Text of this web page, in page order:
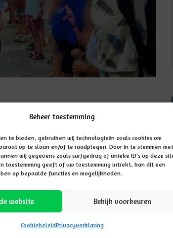
Beheer toestemming
te bieden, gebruiken wij technologieën zoals cookies om
op te slaan en/of te raadplegen. Door in te stemmen met
wij gegevens zoals surfgedrag of unieke ID's op deze
toestemming geeft of uw toestemming intrekt, kan dit een
op bepaalde functies en mogelijkheden.
website Bekijk voorkeuren
CookiebeleidPrivacyverklaring
de kinderen. Ook namen wij afscheid
en drinken, mooie kadootjes, veel